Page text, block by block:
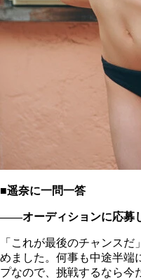
■遥奈に一問一答
――オーディションに応募
「これが最後のチャンス
めました。何事も中途半端
プなので、挑戦するなら今